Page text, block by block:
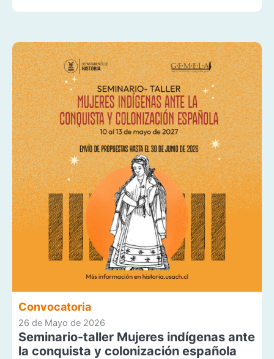
Convocatoria
26 de Mayo de 2026
Seminario-taller Mujeres indígenas ante
la conquista y colonización española